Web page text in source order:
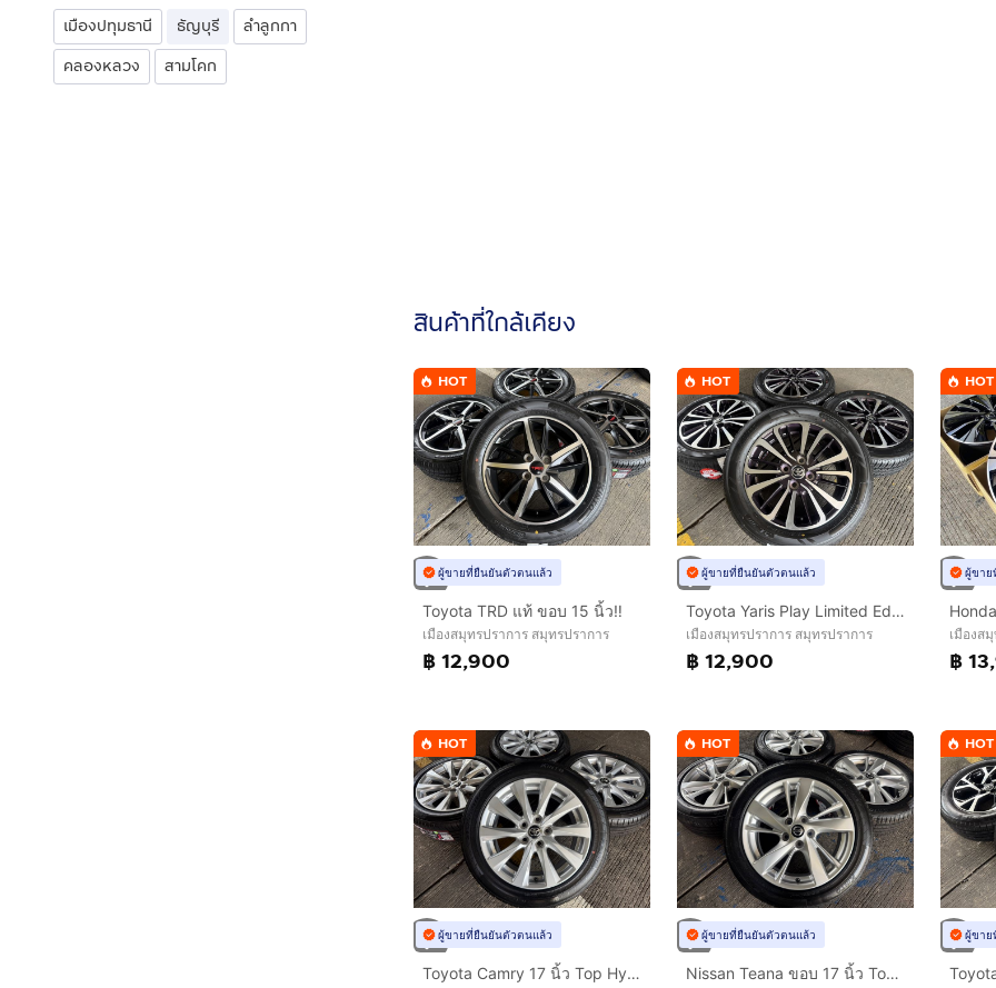
เมืองปทุมธานี
ธัญบุรี
ลำลูกกา
คลองหลวง
สามโคก
สินค้าที่ใกล้เคียง
HOT
ผู้ขายที่ยืนยันตัวตนแล้ว
Toyota TRD แท้ ขอบ 15 นิ้ว‼️
เมืองสมุทรปราการ สมุทรปราการ
฿ 12,900
HOT
ผู้ขายที่ยืนยันตัวตนแล้ว
Toyota Yaris Play Limited Edition 15 นิ้ว‼️
เมืองสมุทรปราการ สมุทรปราการ
฿ 12,900
HOT
ผู้ขาย
เมืองส
฿
HOT
ผู้ขายที่ยืนยันตัวตนแล้ว
Toyota Camry 17 นิ้ว Top Hybrid🔥
HOT
ผู้ขายที่ยืนยันตัวตนแล้ว
Nissan Teana ขอบ 17 นิ้ว Top🔥
HOT
ผู้ขาย